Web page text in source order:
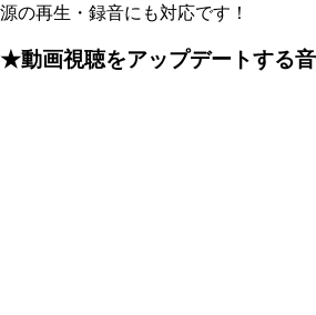
源の再生・録音にも対応です！
★動画視聴をアップデートする音